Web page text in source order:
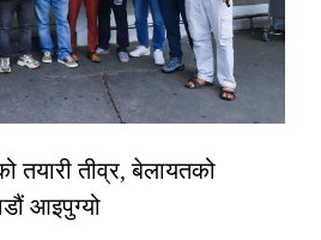
तयारी तीव्र, बेलायतको
आइपुग्यो